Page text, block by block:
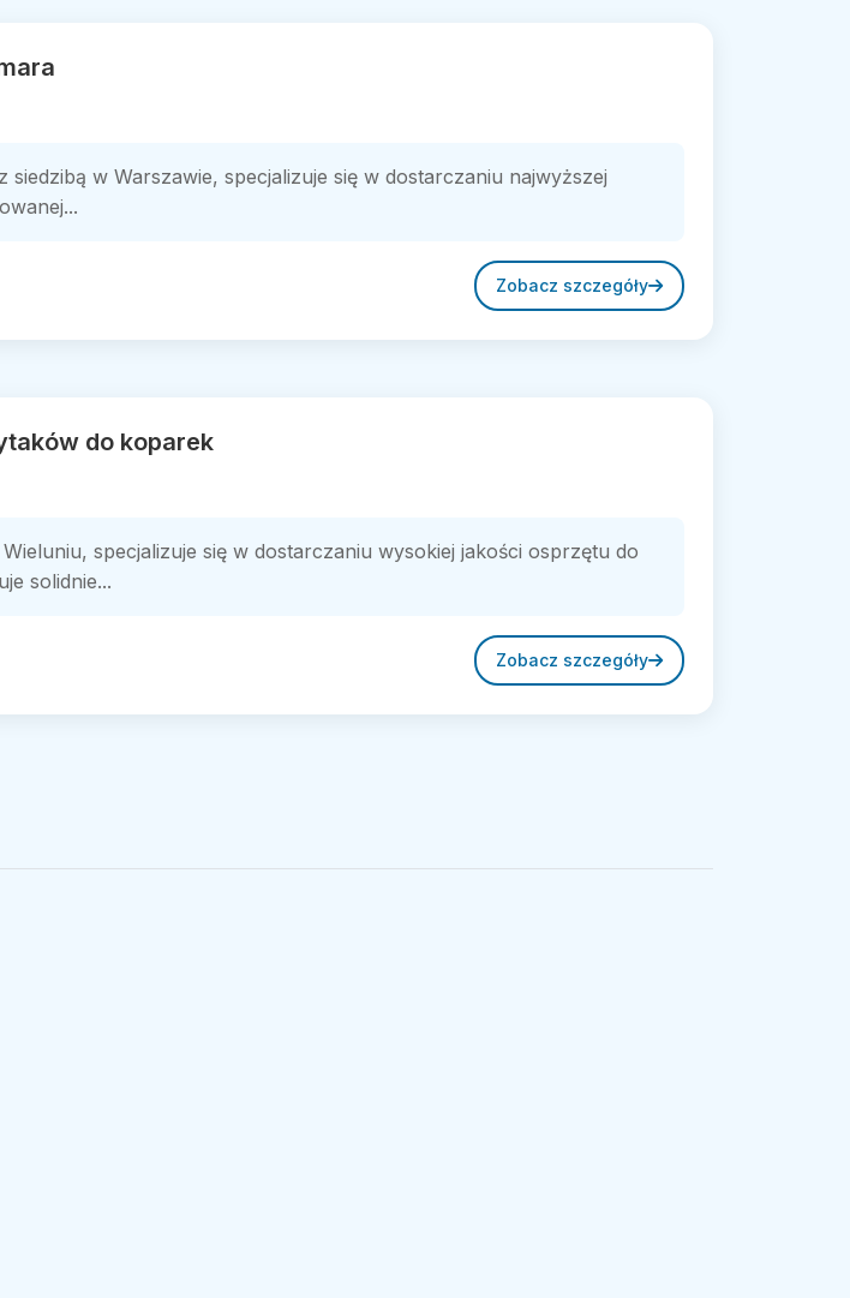
w Warszawie, specjalizuje się w dostarczaniu najwyższej
Zobacz szczegóły
do koparek
specjalizuje się w dostarczaniu wysokiej jakości osprzętu do
solidnie...
Zobacz szczegóły